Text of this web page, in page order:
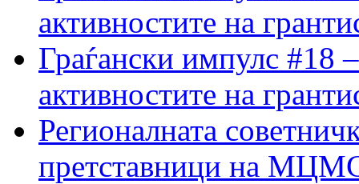
активностите на
Граѓански импулс #18
активностите на
Регионалната
претставници на МЦМС